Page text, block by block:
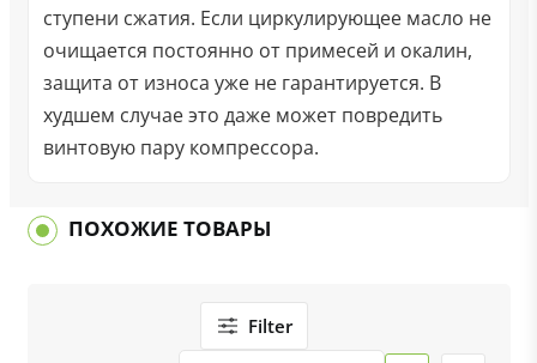
ступени сжатия. Если циркулирующее масло не
очищается постоянно от примесей и окалин,
защита от износа уже не гарантируется. В
худшем случае это даже может повредить
винтовую пару компрессора.
ПОХОЖИЕ ТОВАРЫ
Filter